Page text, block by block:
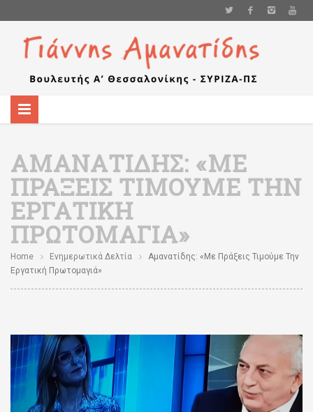
ΑΜΑΝΑΤΊΔΗΣ: «ΜΕ
ΠΡΆΞΕΙΣ ΤΙΜΟΎΜΕ ΤΗΝ
ΕΡΓΑΤΙΚΉ
ΠΡΩΤΟΜΑΓΙΆ»
Home Ενημερωτικά Δελτία
Αμανατίδης: «Με Πράξεις Τιμούμε Την
Εργατική Πρωτομαγιά»